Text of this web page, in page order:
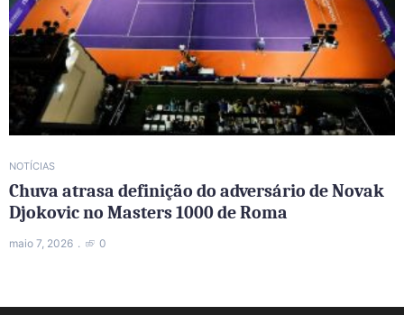
NOTÍCIAS
Chuva atrasa definição do adversário de Novak
Djokovic no Masters 1000 de Roma
maio 7, 2026 0